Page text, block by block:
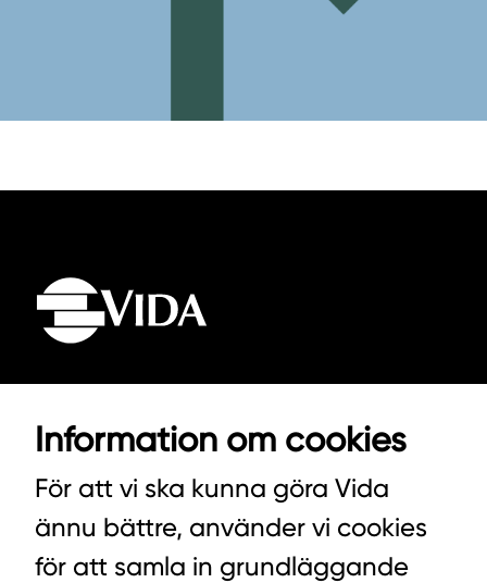
VIDA AB
342 21 ALVESTA
VÄXEL HUVUDKONTORET: 0472-439 00
VÄXEL PELLETS/STALLSTRÖ: 0393-216 50
Information om cookies
För att vi ska kunna göra Vida
ännu bättre, använder vi cookies
för att samla in grundläggande